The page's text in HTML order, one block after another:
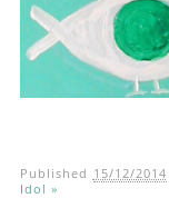
Published 15/12/2014
Idol »